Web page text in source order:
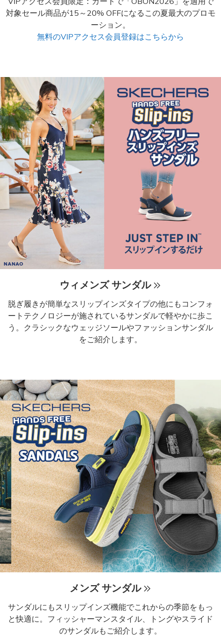
対象セール商品が15～20% OFFになるこの夏最大のプロモ
ーション。
無料のVIPアクセス会員登録はこちらから
ウィメンズ サンダル
脱ぎ履きが簡単なスリップインズタイプの他にもコンフォ
ートテクノロジーが施されているサンダルで軽やかに歩こ
う。クラシックなウェッジソールやファッションサンダル
をご紹介します。
メンズ サンダル
サンダルにもスリップインズ機能でこれからの季節をもっ
と快適に。フィッシャーマンスタイル、トングやスライド
のサンダルもご紹介します。